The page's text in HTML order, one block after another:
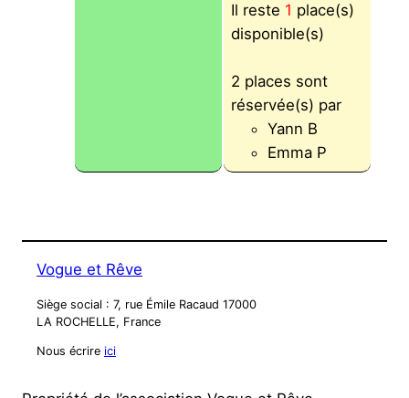
Il reste 1 place(s)
disponible(s)
2 places sont
réservée(s) par
Yann B
Emma P
Vogue et Rêve
Siège social : 7, rue Émile Racaud 17000
LA ROCHELLE, France
Nous écrire ici